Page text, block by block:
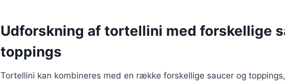
Udforskning af tortellini med forskellige
toppings
Tortellini kan kombineres med en række forskellige saucer og